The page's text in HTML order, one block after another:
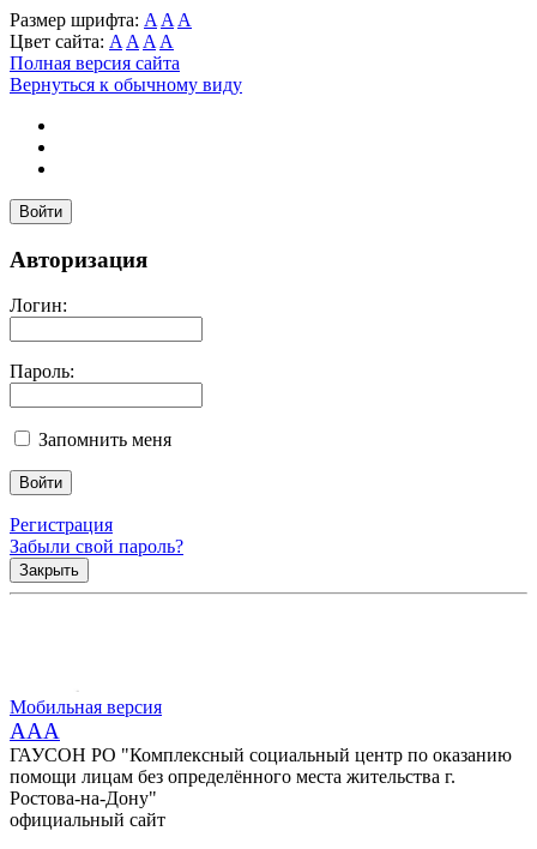
Размер шрифта: A A A
Цвет сайта: A A A A
Полная версия сайта
Вернуться к обычному виду
Войти
Авторизация
Логин:
Пароль:
Запомнить меня
Регистрация
Забыли свой пароль?
Закрыть
Мобильная версия
AAA
ГАУСОН РО "Комплексный социальный центр по оказанию
помощи лицам без определённого места жительства г.
Ростова-на-Дону"
официальный сайт